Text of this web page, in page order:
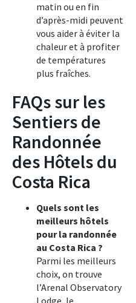
matin ou en fin
d’après-midi peuvent
vous aider à éviter la
chaleur et à profiter
de températures
plus fraîches.
FAQs sur les
Sentiers de
Randonnée
des Hôtels du
Costa Rica
Quels sont les
meilleurs hôtels
pour la randonnée
au Costa Rica ?
Parmi les meilleurs
choix, on trouve
l’Arenal Observatory
Lodge, le